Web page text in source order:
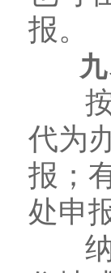
报。
九
按
代为
报；
处申
纳